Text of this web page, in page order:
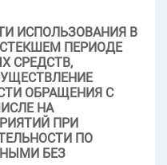
ИСПОЛЬЗОВАНИЯ В
ПЕРИОДЕ
СРЕДСТВ,
ОБРАЩЕНИЯ С
НА
ПРИ
ПО
БЕЗ